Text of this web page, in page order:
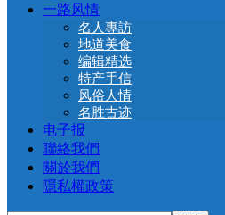
一路风情
名人專訪
地道美食
编辑精选
特产手信
风俗人情
名胜古迹
电子报
聯絡我們
關於我們
隱私權政策